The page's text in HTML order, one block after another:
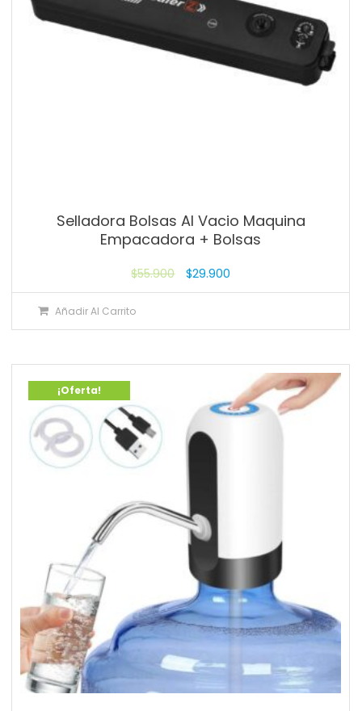
Selladora Bolsas Al Vacio Maquina
Empacadora + Bolsas
$55.900 $29.900
Añadir Al Carrito
¡Oferta!